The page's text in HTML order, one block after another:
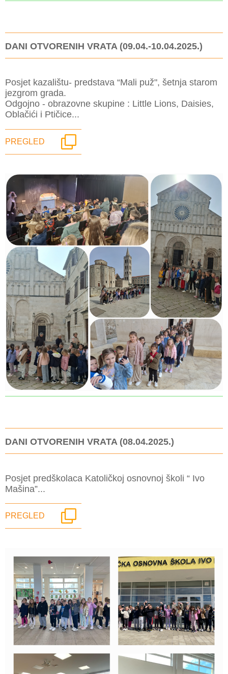
DANI OTVORENIH VRATA (09.04.-10.04.2025.)
Posjet kazalištu- predstava “Mali puž", šetnja starom
jezgrom grada.
Odgojno - obrazovne skupine : Little Lions, Daisies,
Oblačići i Ptičice...
PREGLED
DANI OTVORENIH VRATA (08.04.2025.)
Posjet predškolaca Katoličkoj osnovnoj školi “ Ivo
Mašina”...
PREGLED